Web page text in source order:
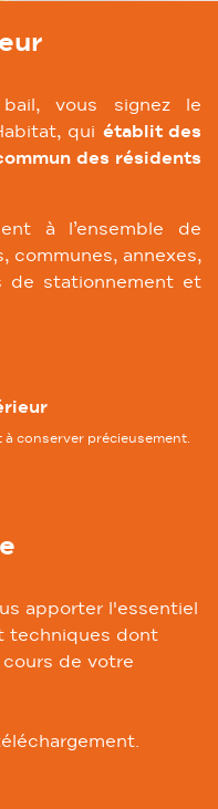
vous signez le
qui établit des
des résidents
à l’ensemble de
communes, annexes,
de stationnement et
conserver précieusement.
apporter l'essentiel
techniques dont
de votre